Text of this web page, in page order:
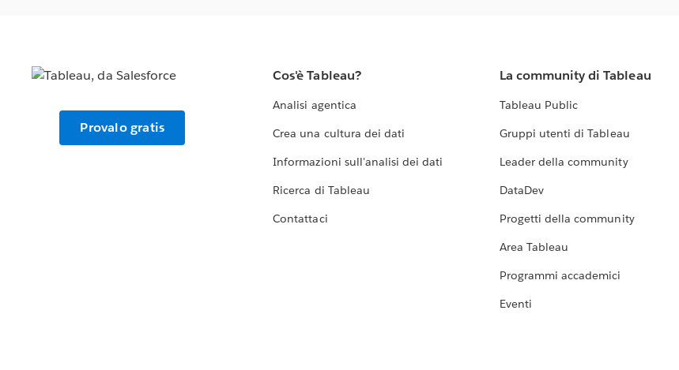
Provalo gratis
Cos'è Tableau?
Analisi agentica
Crea una cultura dei dati
Informazioni sull'analisi dei dati
Ricerca di Tableau
Contattaci
La community di Tableau
Tableau Public
Gruppi utenti di Tableau
Leader della community
DataDev
Progetti della community
Area Tableau
Programmi accademici
Eventi